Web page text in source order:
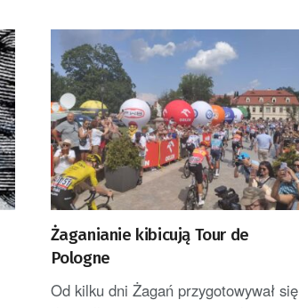
Żaganianie kibicują Tour de
Pologne
Od kilku dni Żagań przygotowywał się